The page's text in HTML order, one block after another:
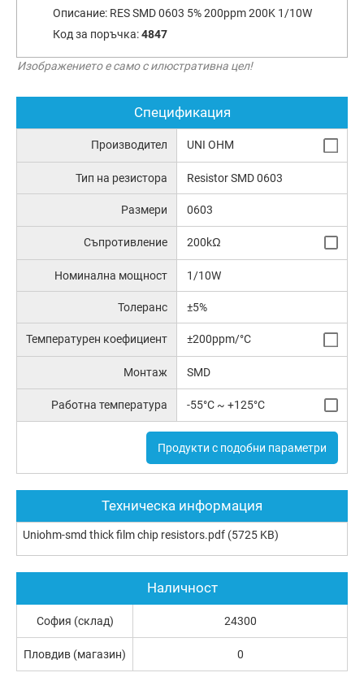
Описание: RES SMD 0603 5% 200ppm 200K 1/10W
Код за поръчка:4847
Изображението е само с илюстративна цел!
Спецификация
Производител UNI OHM
Тип на резистора Resistor SMD 0603
Размери 0603
Съпротивление 200kΩ
Номинална мощност 1/10W
Толеранс ±5%
Температурен коефициент ±200ppm/°C
Монтаж SMD
Работна температура -55°C ~ +125°C
Продукти с подобни параметри
Техническа информация
Uniohm-smd thick film chip resistors.pdf (5725 KB)
Наличност
София (склад) 24300
Пловдив (магазин) 0